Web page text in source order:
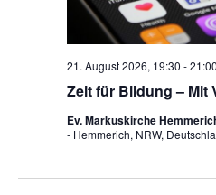
Zeit für Bildung – Mit
21. August 2026, 19:30 -21:00
Ev. Markuskirche
- Hemmerich, NRW,